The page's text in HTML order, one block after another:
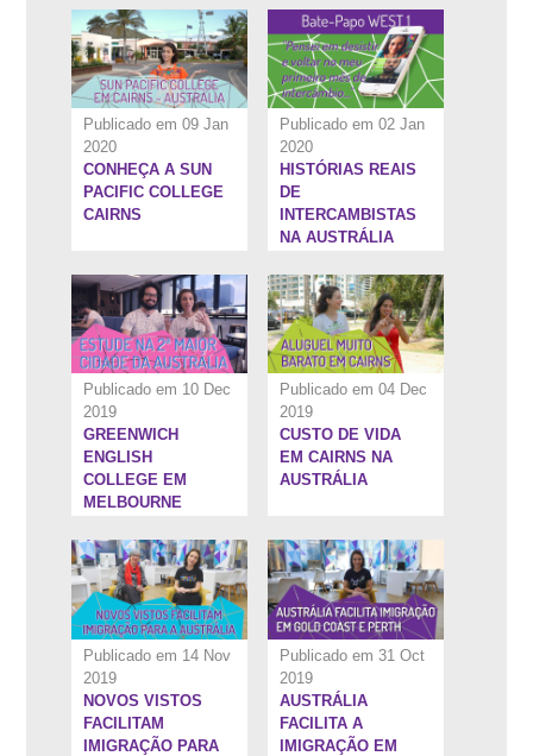
Publicado em 09 Jan
2020
CONHEÇA A SUN
PACIFIC COLLEGE
CAIRNS
Publicado em 02 Jan
2020
HISTÓRIAS REAIS
DE
INTERCAMBISTAS
NA AUSTRÁLIA
Publicado em 10 Dec
2019
10:18''
GREENWICH
ENGLISH
COLLEGE EM
MELBOURNE
Publicado em 04 Dec
2019
CUSTO DE VIDA
EM CAIRNS NA
AUSTRÁLIA
Publicado em 14 Nov
2019
NOVOS VISTOS
FACILITAM
IMIGRAÇÃO PARA
Publicado em 31 Oct
2019
3:25''
AUSTRÁLIA
FACILITA A
IMIGRAÇÃO EM